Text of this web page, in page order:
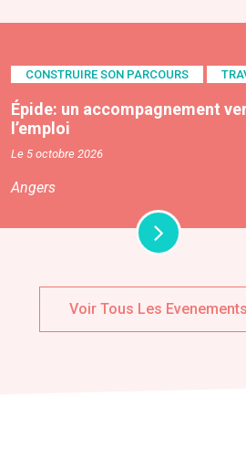
CONSTRUIRE SON PARCOURS
Épide: un accompagnement
l’emploi
Le 5 octobre 2026
Angers
Voir Tous Les Evenements